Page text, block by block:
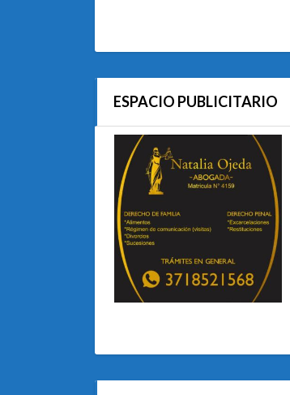
ESPACIO PUBLICITARIO